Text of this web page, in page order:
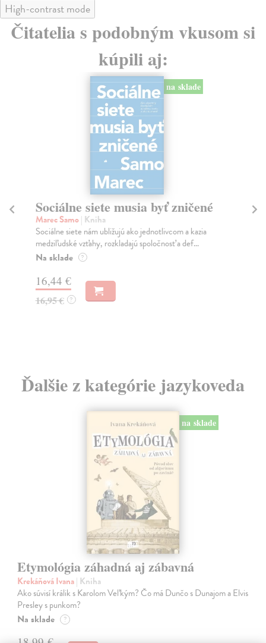
High-contrast mode
Čitatelia s podobným vkusom si
kúpili aj:
na sklade
Sociálne siete musia byť zničené
Marec Samo| Kniha
Sociálne siete nám ubližujú ako jednotlivcom a kazia
medziľudské vzťahy, rozkladajú spoločnosť a def...
Na sklade ?
16,44 €
16,95 € ?
Ďalšie z kategórie jazykoveda
na sklade
Etymológia záhadná aj zábavná
Krekáňová Ivana| Kniha
Ako súvisí králik s Karolom Veľkým? Čo má Dunčo s Dunajom a Elvis
Presley s punkom?
Na sklade ?